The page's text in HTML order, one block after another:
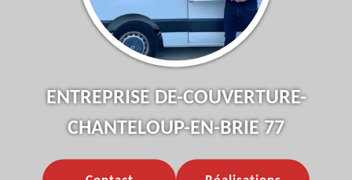
ENTREPRISE DE-COUVERTURE-
CHANTELOUP-EN-BRIE 77